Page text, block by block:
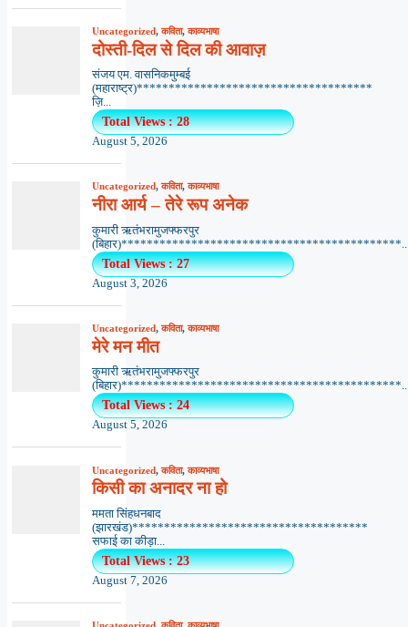
Uncategorized,कविता,काव्यभाषा
दोस्ती-दिल से दिल की आवाज़
संजय एम. वासनिकमुम्बई
(महाराष्ट्र)*************************************
ज़ि...
Total Views : 28
August 5, 2026
Uncategorized,कविता,काव्यभाषा
नीरा आर्य – तेरे रूप अनेक
कुमारी ऋतंभरामुजफ्फरपुर
Total Views : 27
August 3, 2026
Uncategorized,कविता,काव्यभाषा
मेरे मन मीत
कुमारी ऋतंभरामुजफ्फरपुर
Total Views : 24
August 5, 2026
Uncategorized,कविता,काव्यभाषा
किसी का अनादर ना हो
ममता सिंहधनबाद
(झारखंड)*************************************
सफाई का कीड़ा...
Total Views : 23
August 7, 2026